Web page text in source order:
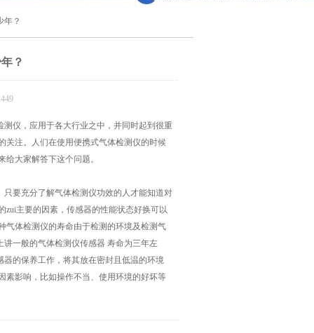
年？
？
仪，应用于各大行业之中，并同时起到很重
关注。人们在使用便携式气体检测仪的时候
大家解答下这个问题。
要充分了解气体检测仪功效的人才能知道对
zui主要的因素，传感器的性能状态好换可以
气体检测仪的寿命由于检测的环境及检测气
一般的气体检测仪传感器 寿命为三年左
的保养工作，将其放在密封且低温的环境
素影响，比如操作不当、使用环境的好坏等